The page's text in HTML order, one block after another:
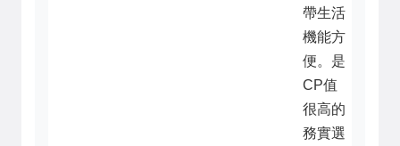
帶生活
機能方
便。是
CP值
很高的
務實選